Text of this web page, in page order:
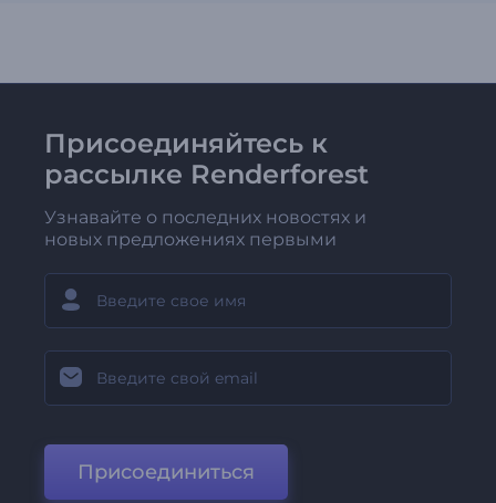
Присоединяйтесь к
рассылке Renderforest
Узнавайте о последних новостях и
новых предложениях первыми
Присоединиться